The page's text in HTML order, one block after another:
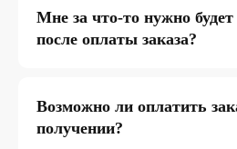
Мне за что-то нужно
после оплаты заказа?
Возможно ли оплатить
получении?